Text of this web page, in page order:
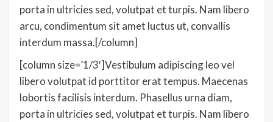
porta in ultricies sed, volutpat et turpis. Nam libero
arcu, condimentum sit amet luctus ut, convallis
interdum massa.[/column]
[column size=’1/3′]Vestibulum adipiscing leo vel
libero volutpat id porttitor erat tempus. Maecenas
lobortis facilisis interdum. Phasellus urna diam,
porta in ultricies sed, volutpat et turpis. Nam libero